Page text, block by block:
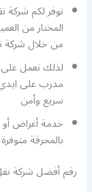
نوفر لكم
المختار من
من خلال شركة
لذلك نعمل
مدرب على
سريع وأمن
خدمة أغراض
بالمحرقة
رقم أفضل شركة